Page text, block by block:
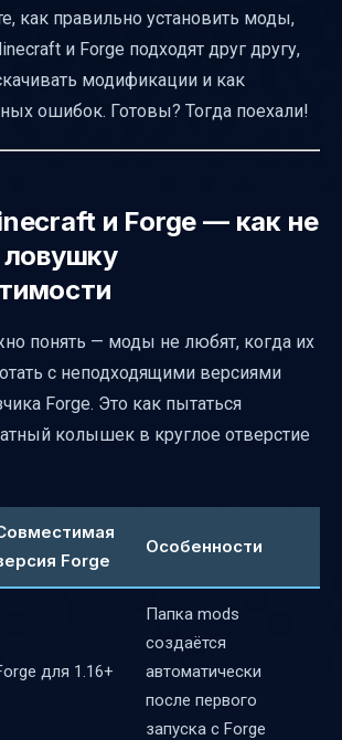
сломать профиль
конфликтами модов — как
взрыва в игре
модов и их влияние на игровой
требования
тестирование модов — как не
если Minecraft вылетает или
после установки мода
модов и отслеживание
возможности модов —
предупреждения по
модов
— выбираем
таблица: основные шаги
как правильно установить моды,
и Forge подходят друг другу,
модификации и как
ошибок. Готовы? Тогда поехали!
и Forge — как не
ловушку
понять — моды не любят, когда их
с неподходящими версиями
Forge. Это как пытаться
колышек в круглое отверстие
Forge
Особенности
для 1.16+
Папка mods
создаётся
автоматически
после первого
запуска с Forge